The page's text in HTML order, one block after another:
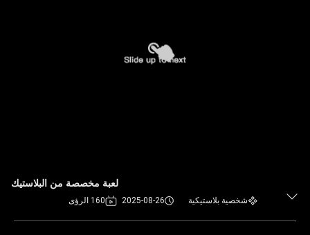
لعبة مخصصة من البلاستيك
شخصية بلاستيكية 2025-08-26 160 الرؤى